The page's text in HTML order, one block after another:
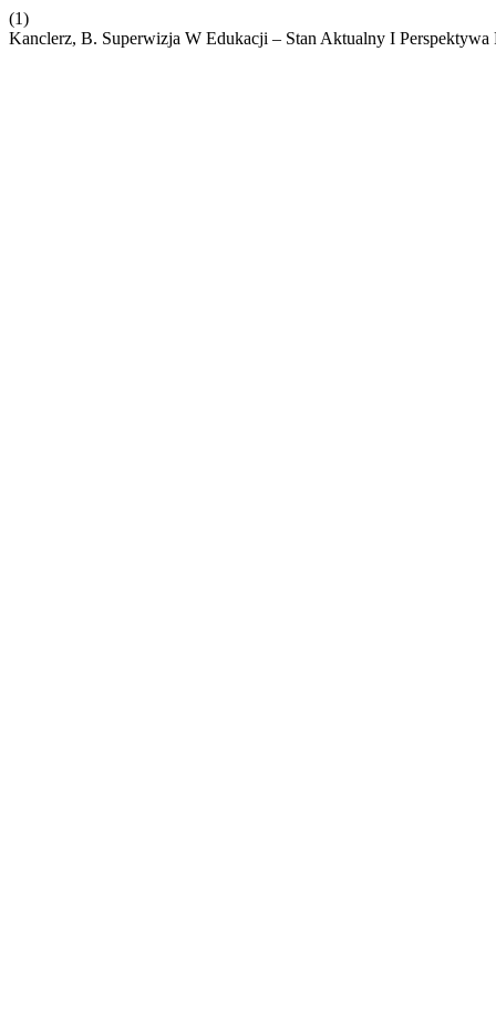
(1)
Kanclerz, B. Superwizja W Edukacji – Stan Aktualny I